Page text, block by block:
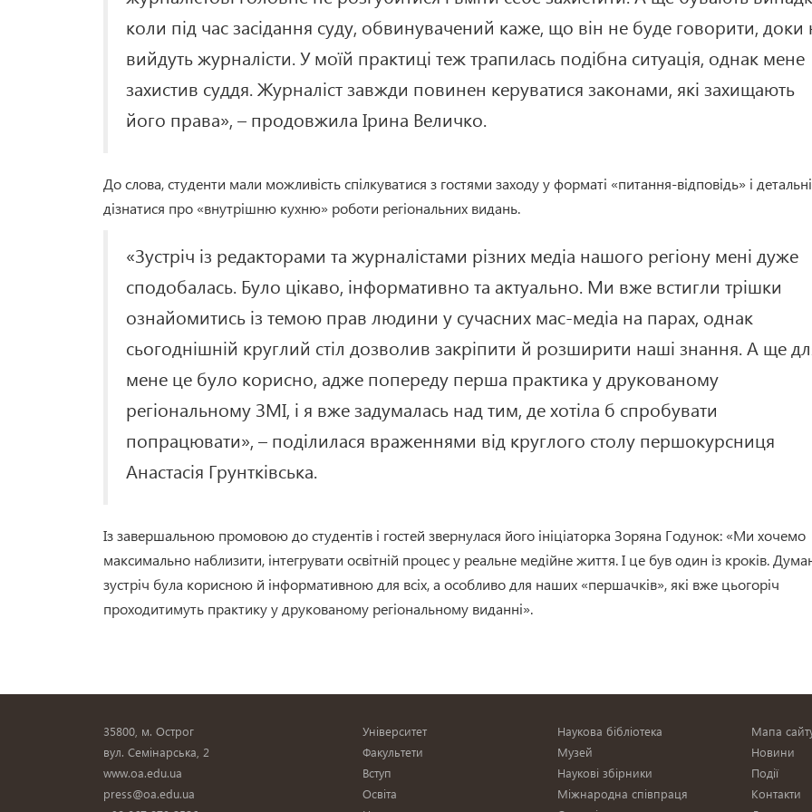
коли під час засідання суду, обвинувачений каже, що він не буде говорити, доки
вийдуть журналісти. У моїй практиці теж трапилась подібна ситуація, однак мене
захистив суддя. Журналіст завжди повинен керуватися законами, які захищають
його права», – продовжила Ірина Величко.
До слова, студенти мали можливість спілкуватися з гостями заходу у форматі «питання-відповідь» і
дізнатися про «внутрішню кухню» роботи регіональних видань.
«Зустріч із редакторами та журналістами різних медіа нашого регіону мені дуже
сподобалась. Було цікаво, інформативно та актуально. Ми вже встигли трішки
ознайомитись із темою прав людини у сучасних мас-медіа на парах, однак
сьогоднішній круглий стіл дозволив закріпити й розширити наші знання. А ще
мене це було корисно, адже попереду перша практика у друкованому
регіональному ЗМІ, і я вже задумалась над тим, де хотіла б спробувати
попрацювати», – поділилася враженнями від круглого столу першокурсниця
Анастасія Грунтківська.
Із завершальною промовою до студентів і гостей звернулася його ініціаторка Зоряна Годунок: «Ми хочемо
максимально наблизити, інтегрувати освітній процес у реальне медійне життя. І це був один із кроків.
зустріч була корисною й інформативною для всіх, а особливо для наших «першачків», які вже цьогоріч
проходитимуть практику у друкованому регіональному виданні».
Наукова бібліотека
Музей
Наукові збірники
Міжнародна співпраця
35800, м. Острог
вул. Семінарська, 2
www.oa.edu.ua
press@oa.edu.ua
Університет
Факультети
Вступ
Освіта
Мапа
Новини
Події
Контакти